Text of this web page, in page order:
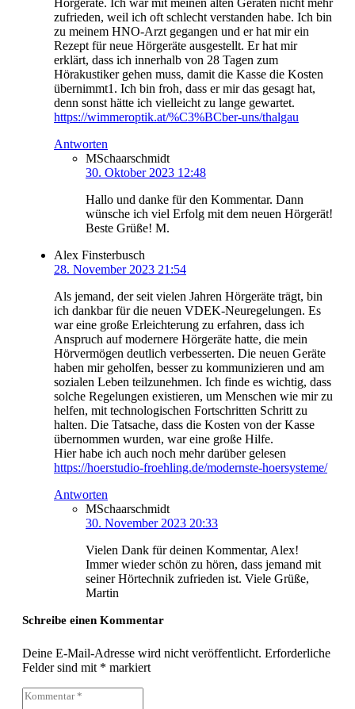
zufrieden, weil ich oft schlecht verstanden habe. Ich bin
zu meinem HNO-Arzt gegangen und er hat mir ein
Rezept für neue Hörgeräte ausgestellt. Er hat mir
erklärt, dass ich innerhalb von 28 Tagen zum
Hörakustiker gehen muss, damit die Kasse die Kosten
übernimmt1. Ich bin froh, dass er mir das gesagt hat,
denn sonst hätte ich vielleicht zu lange gewartet.
https://wimmeroptik.at/%C3%BCber-uns/thalgau
Antworten
MSchaarschmidt
30. Oktober 2023 12:48
Hallo und danke für den Kommentar. Dann
wünsche ich viel Erfolg mit dem neuen Hörgerät!
Beste Grüße! M.
Alex Finsterbusch
28. November 2023 21:54
Als jemand, der seit vielen Jahren Hörgeräte trägt, bin
ich dankbar für die neuen VDEK-Neuregelungen. Es
war eine große Erleichterung zu erfahren, dass ich
Anspruch auf modernere Hörgeräte hatte, die mein
Hörvermögen deutlich verbesserten. Die neuen Geräte
haben mir geholfen, besser zu kommunizieren und am
sozialen Leben teilzunehmen. Ich finde es wichtig, dass
solche Regelungen existieren, um Menschen wie mir zu
helfen, mit technologischen Fortschritten Schritt zu
halten. Die Tatsache, dass die Kosten von der Kasse
übernommen wurden, war eine große Hilfe.
Hier habe ich auch noch mehr darüber gelesen
https://hoerstudio-froehling.de/modernste-hoersysteme/
Antworten
MSchaarschmidt
30. November 2023 20:33
Vielen Dank für deinen Kommentar, Alex!
Immer wieder schön zu hören, dass jemand mit
seiner Hörtechnik zufrieden ist. Viele Grüße,
Martin
Schreibe einen Kommentar
Deine E-Mail-Adresse wird nicht veröffentlicht. Erforderliche
Felder sind mit * markiert